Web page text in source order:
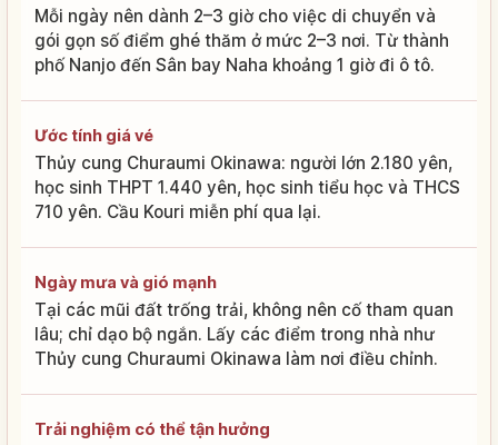
Mỗi ngày nên dành 2–3 giờ cho việc di chuyển và
gói gọn số điểm ghé thăm ở mức 2–3 nơi. Từ thành
phố Nanjo đến Sân bay Naha khoảng 1 giờ đi ô tô.
Ước tính giá vé
Thủy cung Churaumi Okinawa: người lớn 2.180 yên,
học sinh THPT 1.440 yên, học sinh tiểu học và THCS
710 yên. Cầu Kouri miễn phí qua lại.
Ngày mưa và gió mạnh
Tại các mũi đất trống trải, không nên cố tham quan
lâu; chỉ dạo bộ ngắn. Lấy các điểm trong nhà như
Thủy cung Churaumi Okinawa làm nơi điều chỉnh.
Trải nghiệm có thể tận hưởng